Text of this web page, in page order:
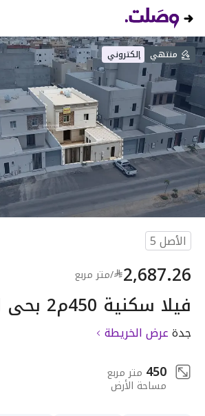
منتهي إلكتروني
الأصل5
2,687.26
/متر مربع
فيلا سكنية 450م2 بحي الرياض
جدةعرض الخريطة
450 متر مربع
مساحة الأرض